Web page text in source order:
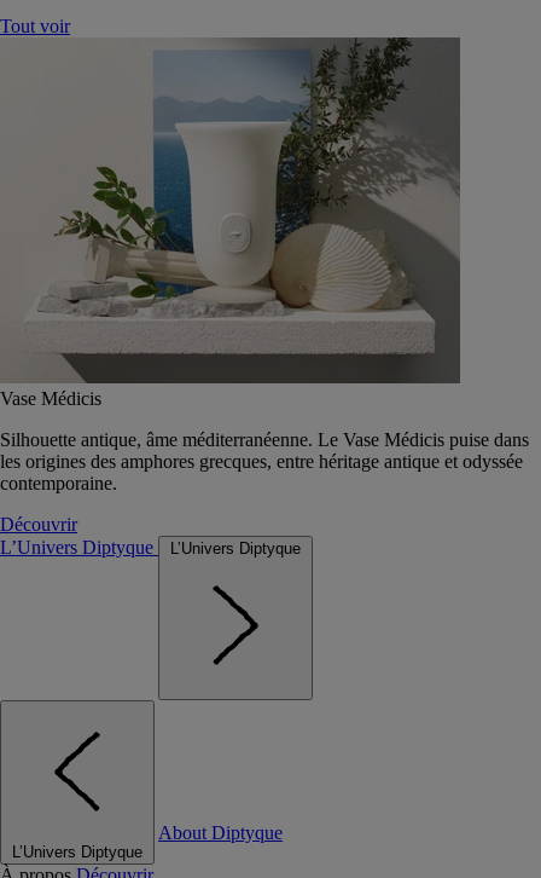
Tout voir
Vase Médicis
Silhouette antique, âme méditerranéenne. Le Vase Médicis puise dans
les origines des amphores grecques, entre héritage antique et odyssée
contemporaine.
Découvrir
L’Univers Diptyque
L’Univers Diptyque
L’Univers Diptyque
About Diptyque